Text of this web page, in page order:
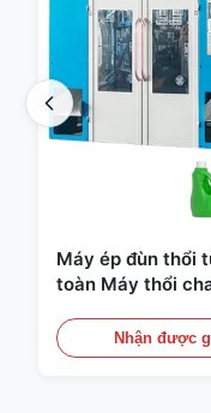
Máy ép đùn thổi
toàn Máy thổi
Nhận được